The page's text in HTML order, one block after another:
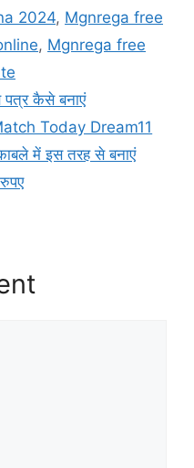
2024, Mgnrega free
, Mgnrega free
पत्र कैसे बनाएं
Today Dream11
में इस तरह से बनाएं